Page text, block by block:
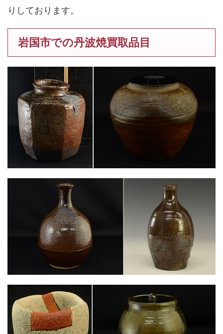
りしております。
岩国市での丹波焼買取品目